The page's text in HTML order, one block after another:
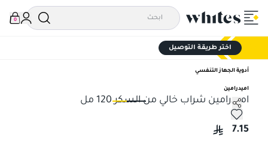
0
اختر طريقة التوصيل
أدوية الجهاز التنفسي
اميدرامين
اميدرامين شراب خالي من السكر 120 مل
اميدرامين شراب خالي من السكر 120 مل
7.15